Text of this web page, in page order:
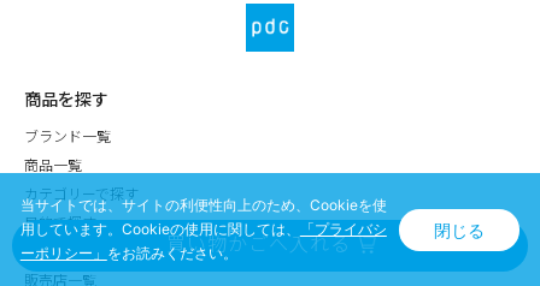
商品を探す
ブランド一覧
商品一覧
カテゴリーで探す
目的で探す
キーワード検索
販売店一覧
当サイトでは、サイトの利便性向上のため、Cookieを使
用しています。Cookieの使用に関しては、
「プライバシ
ーポリシー」 をお読みください。
閉じる